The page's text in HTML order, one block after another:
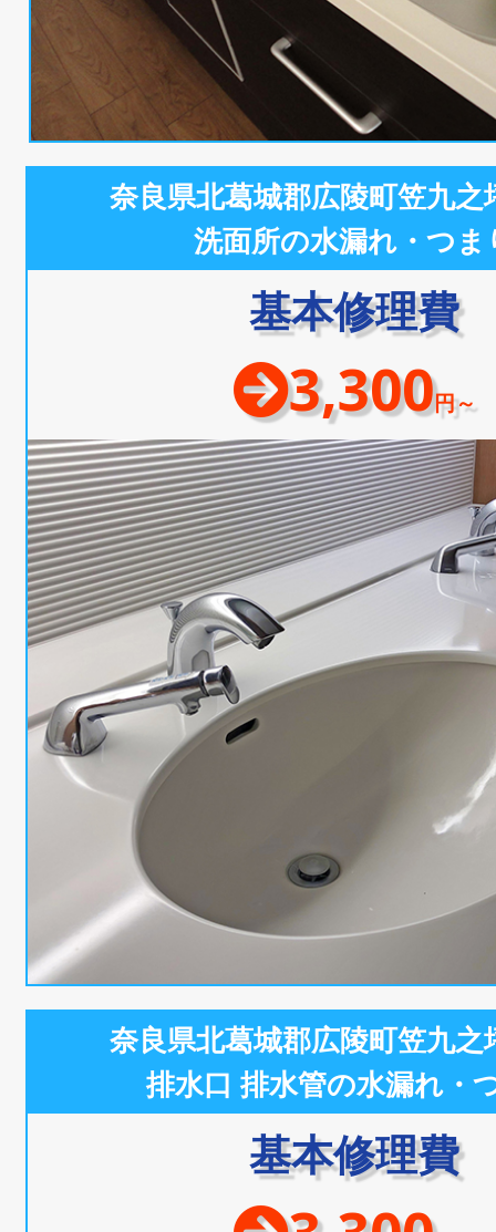
奈良県北葛城郡広陵町笠九之
洗面所の水漏れ・つま
基本修理費
3,300円～
奈良県北葛城郡広陵町笠九之
排水口 排水管の水漏れ・
基本修理費